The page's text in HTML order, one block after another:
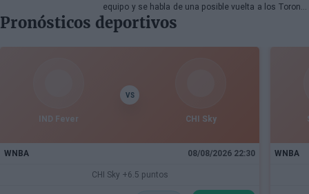
equipo y se habla de una posible vuelta a los Toronto
Raptors o San Antonio Spurs, mientras Denver
Nuggets también forma parte de la ecuación
Pronósticos deportivos
IND Fever
VS
CHI Sky
WNBA 08/08/2026 22:30
CHI Sky +6.5 puntos
WNBA